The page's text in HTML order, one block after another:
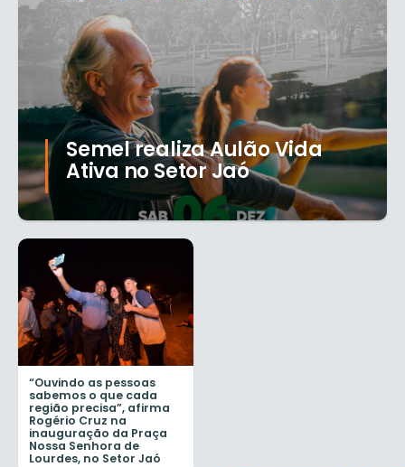
Semel realiza Aulão Vida
Ativa no Setor Jaó
“Ouvindo as pessoas
sabemos o que cada
região precisa”, afirma
Rogério Cruz na
inauguração da Praça
Nossa Senhora de
Lourdes, no Setor Jaó